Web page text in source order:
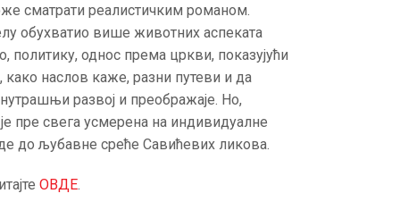
сматрати реалистичким романом.
обухватио више животних аспеката
политику, однос према цркви, показујући
наслов каже, разни путеви и да
развој и преображаје. Но,
је пре свега усмерена на индивидуалне
до љубавне среће Савићевих ликова.
ОВДЕ.